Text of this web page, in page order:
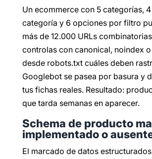
Un ecommerce con 5 categorías,
categoría y 6 opciones por filtro
más de 12.000 URLs
controlas con canonical, noindex
desde robots.txt cuáles deben
Googlebot se pasea por basura y
tus fichas reales. Resultado:
que tarda semanas en aparecer.
Schema de producto
implementado o
El marcado de datos